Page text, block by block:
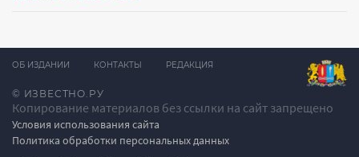
© ИЗВЕСТНО.РУ
Копирование материалов без ссылки на сайт запрещено
Условия использования сайта
Политика обработки персональных данных
ОБ ИЗДАНИИ КОНТАКТЫ РЕДАКЦИЯ